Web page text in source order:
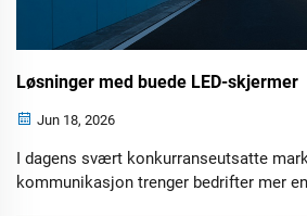
Løsninger med buede LED-skjermer
Jun 18, 2026
I dagens svært konkurranseutsatte
kommunikasjon trenger bedrifter mer